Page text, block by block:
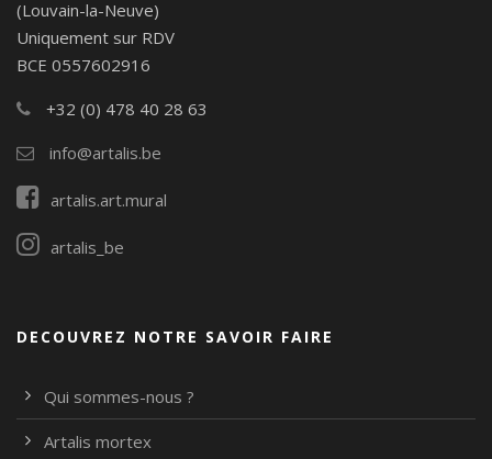
(Louvain-la-Neuve)
Uniquement sur RDV
BCE 0557602916
+32 (0) 478 40 28 63
info@artalis.be
artalis.art.mural
artalis_be
DECOUVREZ NOTRE SAVOIR FAIRE
Qui sommes-nous ?
Artalis mortex